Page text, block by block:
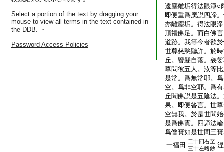
Select a portion of the text by dragging your
mouse to view all terms in the text contained in
the DDB. ・
Password Access Policies
遠塵離垢得法眼淨○
即便重爲廣説四諦
亦離塵垢。得法眼
頂禮佛足。而白佛
道跡。我等今者欲
世尊慈愍聽許。於
丘。鬢髮自落。袈
尊問彼五人。汝等
是常。爲無常耶。
空。爲非空耶。爲
丘聞佛説是五陰法
果。即便答言。世
空無我。於是世間
是爲佛實。四諦法
爲僧寶如是世間三
一福田
二十四右至
三十左略鈔